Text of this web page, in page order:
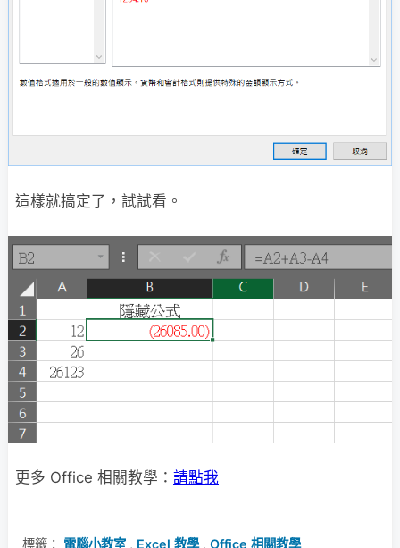
這樣就搞定了，試試看。
更多 Office 相關教學： 請點我
標籤： 電腦小教室 , Excel 教學, Office 相關教學